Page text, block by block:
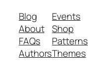
Blog
About
FAQs
Authors
Events
Shop
Patterns
Themes